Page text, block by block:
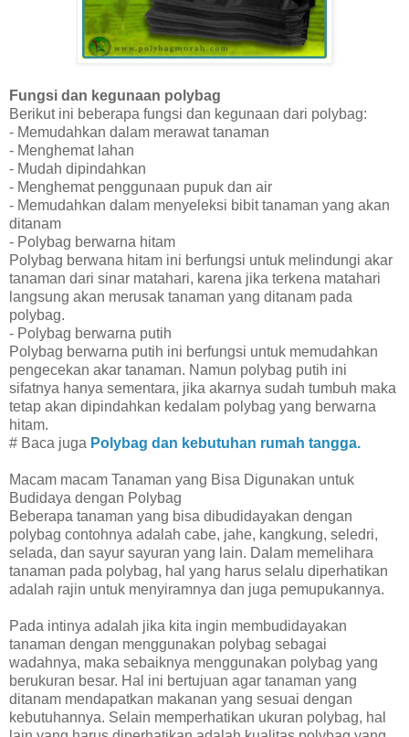
Fungsi dan kegunaan polybag
Berikut ini beberapa fungsi dan kegunaan dari polybag:
- Memudahkan dalam merawat tanaman
- Menghemat lahan
- Mudah dipindahkan
- Menghemat penggunaan pupuk dan air
- Memudahkan dalam menyeleksi bibit tanaman yang akan
ditanam
- Polybag berwarna hitam
Polybag berwana hitam ini berfungsi untuk melindungi akar
tanaman dari sinar matahari, karena jika terkena matahari
langsung akan merusak tanaman yang ditanam pada
polybag.
- Polybag berwarna putih
Polybag berwarna putih ini berfungsi untuk memudahkan
pengecekan akar tanaman. Namun polybag putih ini
sifatnya hanya sementara, jika akarnya sudah tumbuh maka
tetap akan dipindahkan kedalam polybag yang berwarna
hitam.
# Baca juga Polybag dan kebutuhan rumah tangga.
Macam macam Tanaman yang Bisa Digunakan untuk
Budidaya dengan Polybag
Beberapa tanaman yang bisa dibudidayakan dengan
polybag contohnya adalah cabe, jahe, kangkung, seledri,
selada, dan sayur sayuran yang lain. Dalam memelihara
tanaman pada polybag, hal yang harus selalu diperhatikan
adalah rajin untuk menyiramnya dan juga pemupukannya.
Pada intinya adalah jika kita ingin membudidayakan
tanaman dengan menggunakan polybag sebagai
wadahnya, maka sebaiknya menggunakan polybag yang
berukuran besar. Hal ini bertujuan agar tanaman yang
ditanam mendapatkan makanan yang sesuai dengan
kebutuhannya. Selain memperhatikan ukuran polybag, hal